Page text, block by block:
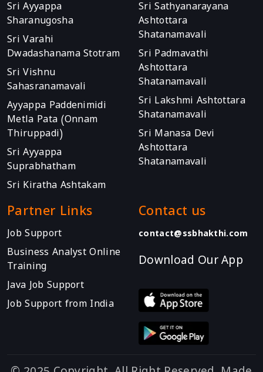
Sri Ayyappa
Sharanugosha
Sri Varahi
Dwadashanama Stotram
Sri Vishnu
Sahasranamavali
Ayyappa Paddenimidi
Metla Pata (Onnam
Thiruppadi)
Sri Ayyappa
Suprabhatham
Sri Kiratha Ashtakam
Sri Sathyanarayana
Ashtottara
Shatanamavali
Sri Padmavathi
Ashtottara
Shatanamavali
Sri Lakshmi Ashtottara
Shatanamavali
Sri Manasa Devi
Ashtottara
Shatanamavali
Partner Links
Job Support
Business Analyst Online
Training
Java Job Support
Job Support from India
Contact us
contact@ssbhakthi.com
Download Our App